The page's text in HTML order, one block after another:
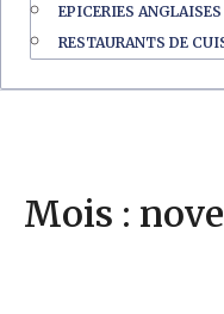
EPICERIES
RESTAURANTS DE
Mois :